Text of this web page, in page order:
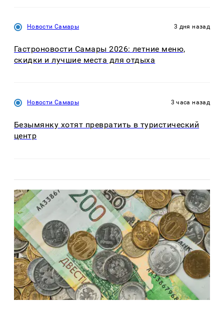
Новости Самары 3 дня назад
Гастроновости Самары 2026: летние меню,
скидки и лучшие места для отдыха
Новости Самары 3 часа назад
Безымянку хотят превратить в туристический
центр